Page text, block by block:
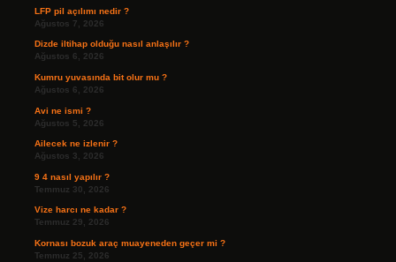
LFP pil açılımı nedir ?
Ağustos 7, 2026
Dizde iltihap olduğu nasıl anlaşılır ?
Ağustos 6, 2026
Kumru yuvasında bit olur mu ?
Ağustos 6, 2026
Avi ne ismi ?
Ağustos 5, 2026
Ailecek ne izlenir ?
Ağustos 3, 2026
9 4 nasıl yapılır ?
Temmuz 30, 2026
Vize harcı ne kadar ?
Temmuz 29, 2026
Kornası bozuk araç muayeneden geçer mi ?
Temmuz 25, 2026